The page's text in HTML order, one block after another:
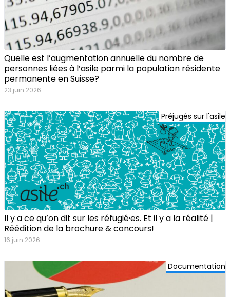
Quelle est l’augmentation annuelle du nombre de
personnes liées à l’asile parmi la population résidente
permanente en Suisse?
23 juin 2026
Préjugés sur l'asile
Il y a ce qu’on dit sur les réfugié·es. Et il y a la réalité |
Réédition de la brochure & concours!
16 juin 2026
Documentation